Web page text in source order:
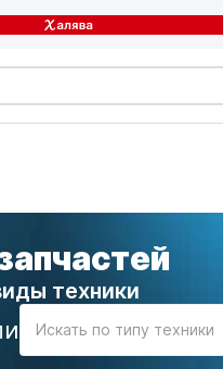
техники
Искать по типу техники